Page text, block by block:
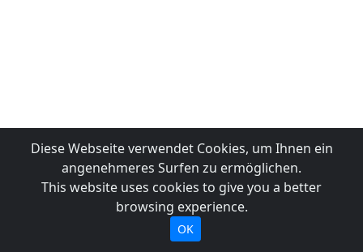
Diese Webseite verwendet Cookies, um Ihnen ein
angenehmeres Surfen zu ermöglichen.
This website uses cookies to give you a better
browsing experience.
OK